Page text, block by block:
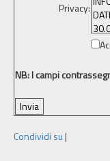
Privacy:
NB: I campi
Condividi su|